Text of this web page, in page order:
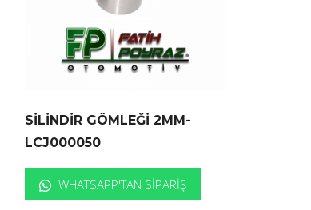
SİLİNDİR GÖMLEĞİ 2MM-
LCJ000050
WHATSAPP'TAN SIPARIŞ